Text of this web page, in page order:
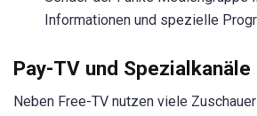
Informationen und spezielle
Pay-TV und Spezialkanäle
Neben Free-TV nutzen viele